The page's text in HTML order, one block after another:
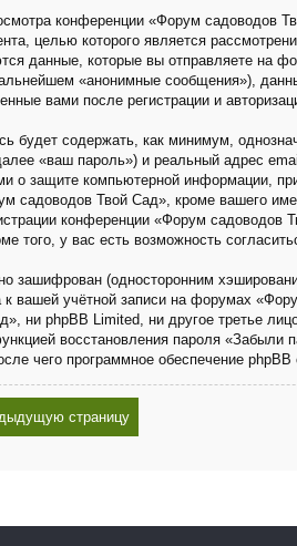
конференции «Форум садоводов
целью которого является
данные, которые вы отправляете на
«анонимные сообщения»),
вами после регистрации и
будет содержать, как минимум,
«ваш пароль») и реальный адрес
о защите компьютерной информации,
садоводов Твой Сад», кроме вашего
конференции «Форум садоводов
того, у вас есть возможность
зашифрован (односторонним
к вашей учётной записи на форумах
ни phpBB Limited, ни другое третье
восстановления пароля
чего программное обеспечение
страницу